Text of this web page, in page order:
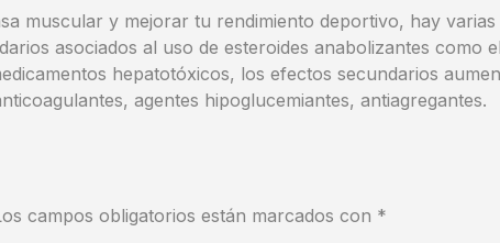
muscular y mejorar tu rendimiento deportivo, hay
asociados al uso de esteroides anabolizantes como
hepatotóxicos, los efectos secundarios
agentes hipoglucemiantes, antiagregantes.
campos obligatorios están marcados con *